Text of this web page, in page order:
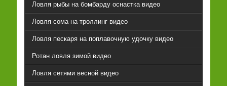
Ловля рыбы на бомбарду оснастка видео
Ловля сома на троллинг видео
Ловля пескаря на поплавочную удочку видео
Ротан ловля зимой видео
Ловля сетями весной видео